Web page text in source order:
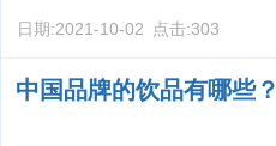
日期:2021-10-02 点击:303
中国品牌的饮品有哪些？